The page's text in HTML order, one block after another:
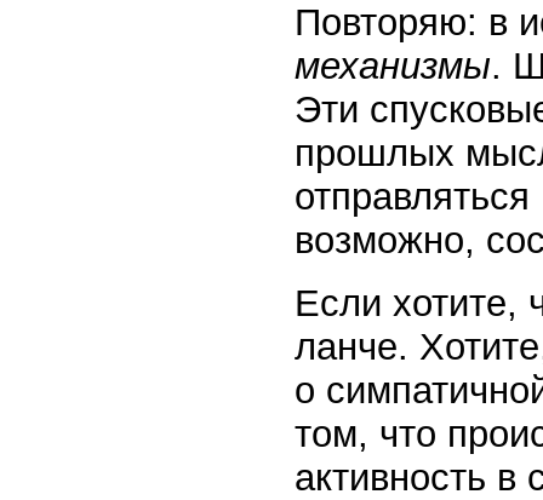
Повторяю: в
механизмы.
Эти
прошлых
возможно,
Если хотите,
ланче.
о
том, что
активность в